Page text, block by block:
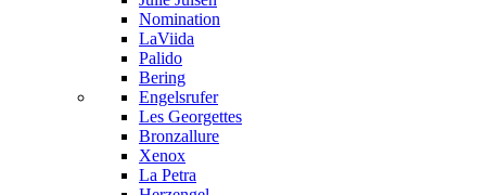
Nomination
LaViida
Palido
Bering
Engelsrufer
Les Georgettes
Bronzallure
Xenox
La Petra